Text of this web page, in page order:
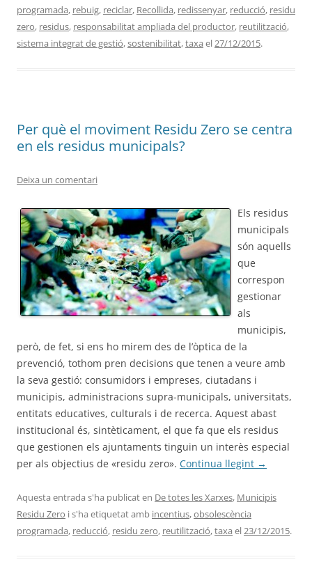
programada, rebuig, reciclar, Recollida, redissenyar, reducció, residu
zero, residus, responsabilitat ampliada del productor, reutilització,
sistema integrat de gestió,sostenibilitat,taxa el27/12/2015.
Per què el moviment Residu Zero se centra
en els residus municipals?
Deixa un comentari
Els residus
municipals
són aquells
que
correspon
gestionar
als
municipis,
però, de fet, si ens ho mirem des de l’òptica de la
prevenció, tothom pren decisions que tenen a veure amb
la seva gestió: consumidors i empreses, ciutadans i
municipis, administracions supra-municipals, universitats,
entitats educatives, culturals i de recerca. Aquest abast
institucional és, sintèticament, el que fa que els residus
que gestionen els ajuntaments tinguin un interès especial
per als objectius de «residu zero». Continua llegint →
Aquesta entrada s'ha publicat en De totes les Xarxes, Municipis
Residu Zero i s'ha etiquetat amb incentius,obsolescència
programada, reducció, residu zero, reutilització,taxa el23/12/2015.